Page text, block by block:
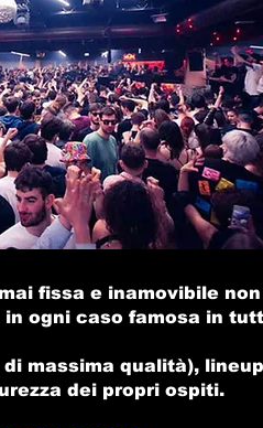
fissa e inamovibile
in ogni caso famosa in
massima qualità),
dei propri ospiti.